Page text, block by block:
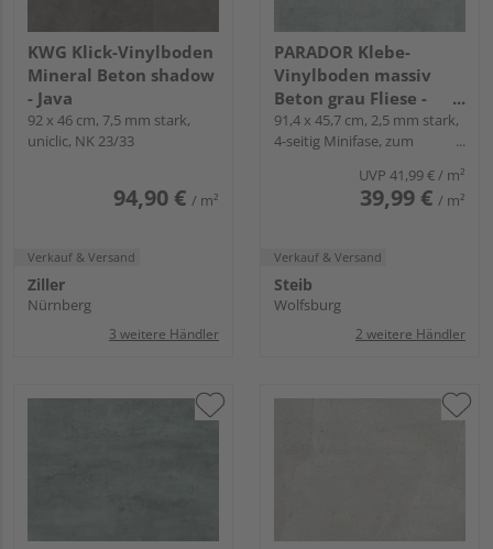
KWG Klick-Vinylboden
Mineral Beton shadow
- Java
92 x 46 cm, 7,5 mm stark,
uniclic, NK 23/33
94,90 € / m²
Verkauf & Versand
Ziller
Nürnberg
3 weitere Händler
PARADOR Klebe-
Vinylboden massiv
Beton grau Fliese -
Trendtime 5 D
91,4 x 45,7 cm, 2,5 mm stark,
4-seitig Minifase, zum
UVP 41,99 €/ m²
39,99 € / m²
Verkauf & Versand
Steib
Wolfsburg
2 weitere Händler